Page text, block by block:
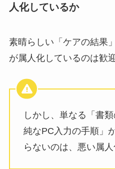
人化しているか
素晴らしい「ケアの結果
が属人化しているのは歓
しかし、単なる「書
純なPC入力の手順」
らないのは、悪い属人